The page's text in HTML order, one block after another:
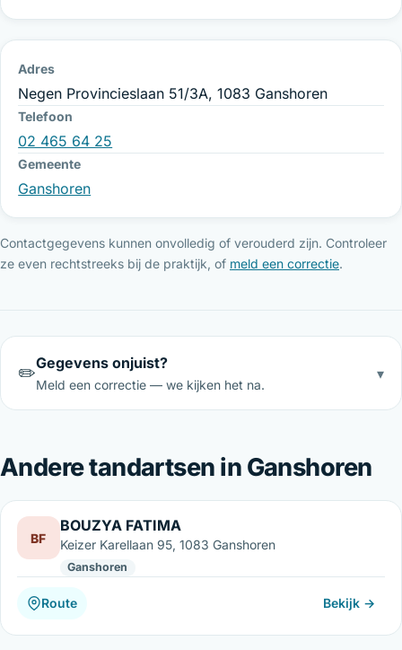
Adres
Negen Provincieslaan 51/3A, 1083 Ganshoren
Telefoon
02 465 64 25
Gemeente
Ganshoren
Contactgegevens kunnen onvolledig of verouderd zijn. Controleer
ze even rechtstreeks bij de praktijk, of meld een correctie.
✏️Gegevens onjuist?
Meld een correctie — we kijken het na.
▾
Andere tandartsen in Ganshoren
BF
BOUZYA FATIMA
Keizer Karellaan 95, 1083 Ganshoren
Ganshoren
Route Bekijk →